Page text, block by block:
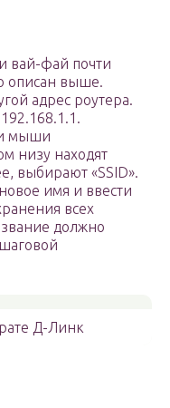
вай-фай почти
описан выше.
адрес роутера.
мыши
низу находят
выбирают «SSID».
имя и ввести
всех
должно
Д-Линк